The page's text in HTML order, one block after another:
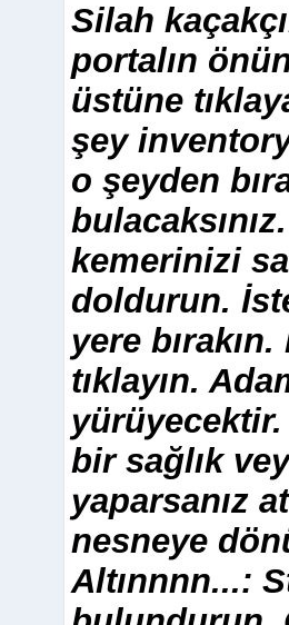
Silah
portalın
üstüne
şey
o şeyden
kemerinizi
doldurun.
yere
tıklayın.
bir sağlık
yaparsanız
nesneye
Altınnnn...: